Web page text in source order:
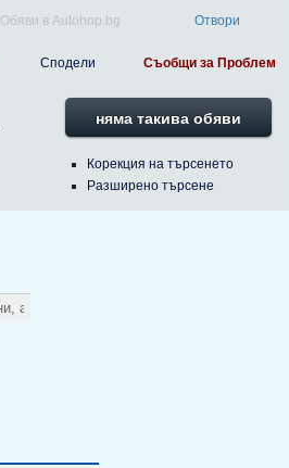
Обяви в Autohop.bg Отвори
Сподели Съобщи за Проблем
няма такива обяви
Корекция на търсенето
Разширено търсене